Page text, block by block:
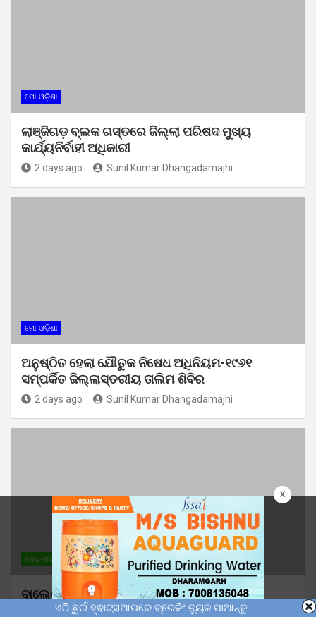
x
ମୋ ଓଡ଼ିଶା
ଲାଞ୍ଜିଗଡ଼ ବ୍ଲକ ଗସ୍ତରେ ଜିଲ୍ଲା ପରିଷଦ ମୁଖ୍ୟ
କାର୍ଯ୍ୟନିର୍ବାହୀ ଅଧିକାରୀ
2 days ago Sunil Kumar Dhangadamajhi
ମୋ ଓଡ଼ିଶା
ଅନୁଷ୍ଠିତ ହେଲା ଯୌତୁକ ନିଷେଧ ଅଧିନିୟମ-୧୯୬୧
ସମ୍ପର୍କିତ ଜିଲ୍ଲାସ୍ତରୀୟ ତାଲିମ ଶିବିର
2 days ago Sunil Kumar Dhangadamajhi
ଦେଶ-ବିଦେଶ ମୋ ଓଡ଼ିଶା ରାଜନୀତି
ବାଲେଶ୍ୱରର ବିକାଶ ପ୍ରସଙ୍ଗ ନେଇ କେନ୍ଦ୍ର
ଗୃହମନ୍ତ୍ରୀ ଅମିତ ଶାହଙ୍କ ସହ ଆଲୋଚନା କଲେ ପୂର୍ବତନ
ଏଠି ଛୁଇଁ ହ୍ଵାଟ୍ସଆପରେ ବ୍ରେକିଂ ନ୍ୟୁଜ ପାଆନ୍ତୁ